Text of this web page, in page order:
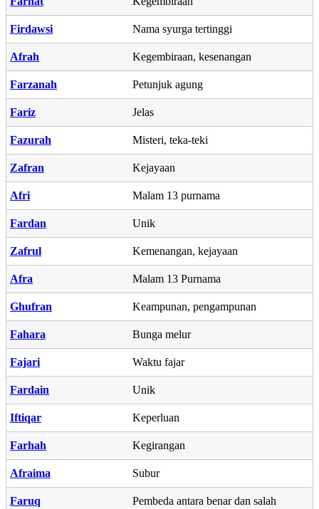
Firdawsi Nama syurga tertinggi
Afrah Kegembiraan, kesenangan
Farzanah Petunjuk agung
Fariz Jelas
Fazurah Misteri, teka-teki
Zafran Kejayaan
Afri Malam 13 purnama
Fardan Unik
Zafrul Kemenangan, kejayaan
Afra Malam 13 Purnama
Ghufran Keampunan, pengampunan
Fahara Bunga melur
Fajari Waktu fajar
Fardain Unik
Iftiqar Keperluan
Farhah Kegirangan
Afraima Subur
Faruq Pembeda antara benar dan salah